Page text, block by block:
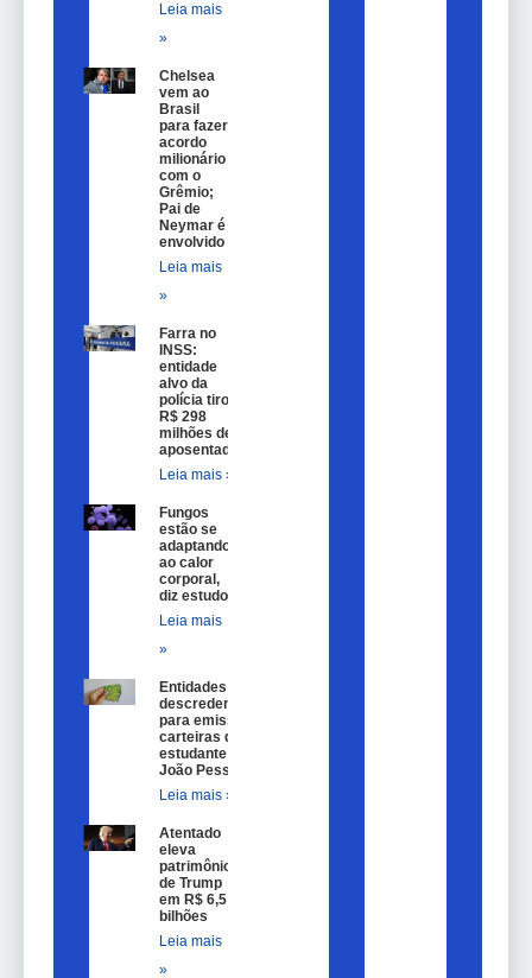
Leia mais
»
Chelsea
vem ao
Brasil
para fazer
acordo
milionário
com o
Grêmio;
Pai de
Neymar é
envolvido
Leia mais
»
Farra no
INSS:
entidade
alvo da
polícia tirou
R$ 298
milhões de
aposentados
Leia mais »
Fungos
estão se
adaptando
ao calor
corporal,
diz estudo
Leia mais
»
Entidades são
descredenciadas
para emissão de
carteiras de
estudante em
João Pessoa
Leia mais »
Atentado
eleva
patrimônio
de Trump
em R$ 6,5
bilhões
Leia mais
»